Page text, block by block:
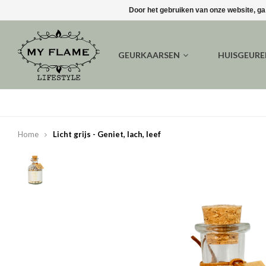
GEURKAARSEN
Home Licht grijs - Geniet, lach, leef
Door het gebruiken van onze website,